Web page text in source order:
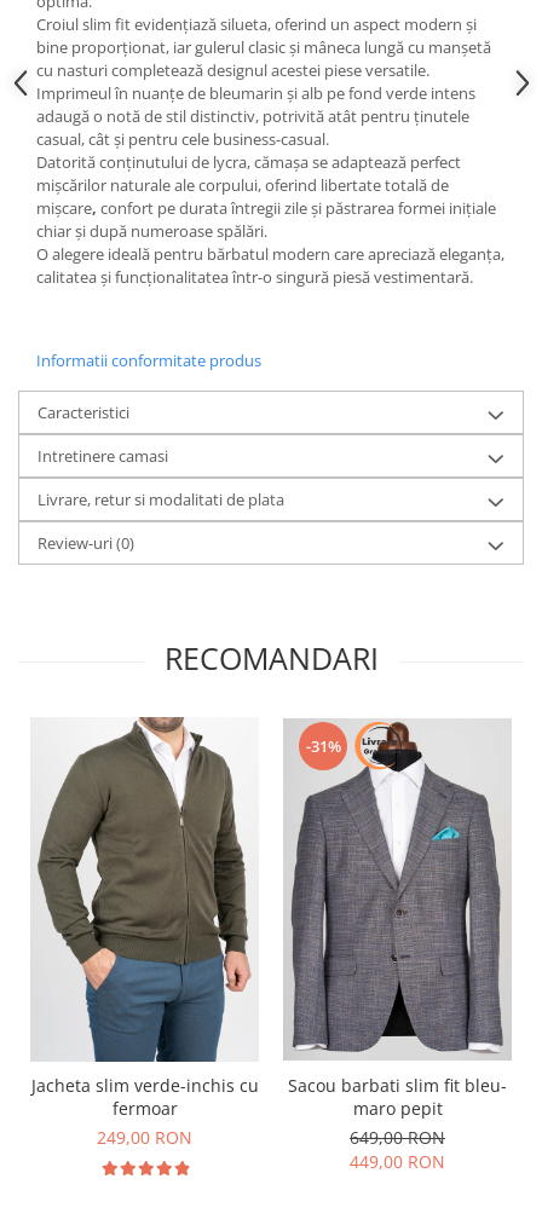
Croiulslim fitevidențiază silueta, oferind un aspect modern și
bine proporționat, iargulerulclasicși mâneca lungă cu manșetă
cu nasturicompletează designul acestei piese versatile.
Imprimeulîn nuanțe de bleumarin și alb pe fond verde intens
adaugă o notă de stil distinctiv, potrivită atât pentru ținutele
casual, cât și pentru cele business-casual.
Datorită conținutului de lycra, cămașa se adaptează perfect
mișcărilor naturale ale corpului, oferind libertate totală de
mișcare, confort pe durata întregii zileși păstrarea formei inițiale
chiar și după numeroase spălări.
O alegere ideală pentru bărbatul modern care apreciază eleganța,
calitatea și funcționalitatea într-o singură piesă vestimentară.
Informatii conformitate produs
Caracteristici
Intretinere camasi
Livrare, retur si modalitati de plata
Review-uri(0)
RECOMANDARI
Jacheta slim verde-inchis cu
fermoar
249,00 RON
-31%
Sacou barbati slim fit bleu-
maro pepit
649,00 RON
449,00 RON